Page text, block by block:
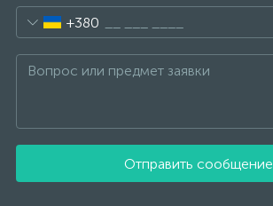
+380
Отправить сообщение